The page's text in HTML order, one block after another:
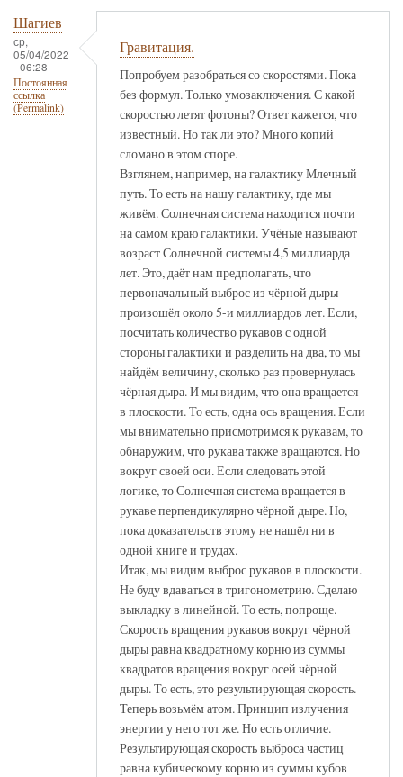
Шагиев
ср,
05/04/2022
- 06:28
Постоянная
ссылка
(Permalink)
Гравитация.
Попробуем разобраться со скоростями. Пока
без формул. Только умозаключения. С какой
скоростью летят фотоны? Ответ кажется, что
известный. Но так ли это? Много копий
сломано в этом споре.
Взглянем, например, на галактику Млечный
путь. То есть на нашу галактику, где мы
живём. Солнечная система находится почти
на самом краю галактики. Учёные называют
возраст Солнечной системы 4,5 миллиарда
лет. Это, даёт нам предполагать, что
первоначальный выброс из чёрной дыры
произошёл около 5-и миллиардов лет. Если,
посчитать количество рукавов с одной
стороны галактики и разделить на два, то мы
найдём величину, сколько раз провернулась
чёрная дыра. И мы видим, что она вращается
в плоскости. То есть, одна ось вращения. Если
мы внимательно присмотримся к рукавам, то
обнаружим, что рукава также вращаются. Но
вокруг своей оси. Если следовать этой
логике, то Солнечная система вращается в
рукаве перпендикулярно чёрной дыре. Но,
пока доказательств этому не нашёл ни в
одной книге и трудах.
Итак, мы видим выброс рукавов в плоскости.
Не буду вдаваться в тригонометрию. Сделаю
выкладку в линейной. То есть, попроще.
Скорость вращения рукавов вокруг чёрной
дыры равна квадратному корню из суммы
квадратов вращения вокруг осей чёрной
дыры. То есть, это результирующая скорость.
Теперь возьмём атом. Принцип излучения
энергии у него тот же. Но есть отличие.
Результирующая скорость выброса частиц
равна кубическому корню из суммы кубов